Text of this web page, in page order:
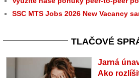
SSC MTS Jobs 2026 New Vacancy
TLAČOVÉ
Jarná
Ako